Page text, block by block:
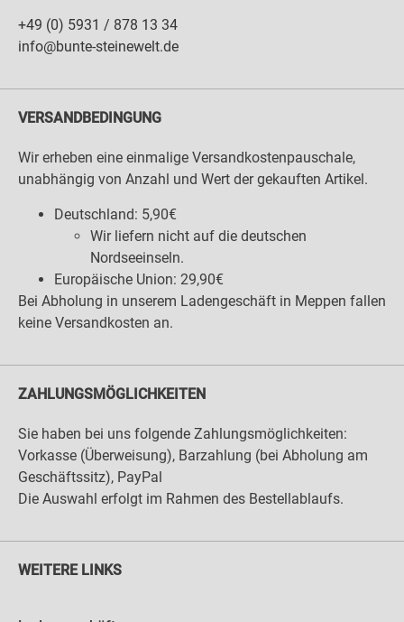
+49 (0) 5931 / 878 13 34
info@bunte-steinewelt.de
VERSANDBEDINGUNG
Wir erheben eine einmalige Versandkostenpauschale,
unabhängig von Anzahl und Wert der gekauften Artikel.
Deutschland: 5,90€
Wir liefern nicht auf die deutschen
Nordseeinseln.
Europäische Union: 29,90€
Bei Abholung in unserem Ladengeschäft in Meppen fallen
keine Versandkosten an.
ZAHLUNGSMÖGLICHKEITEN
Sie haben bei uns folgende Zahlungsmöglichkeiten:
Vorkasse (Überweisung), Barzahlung (bei Abholung am
Geschäftssitz), PayPal
Die Auswahl erfolgt im Rahmen des Bestellablaufs.
WEITERE LINKS